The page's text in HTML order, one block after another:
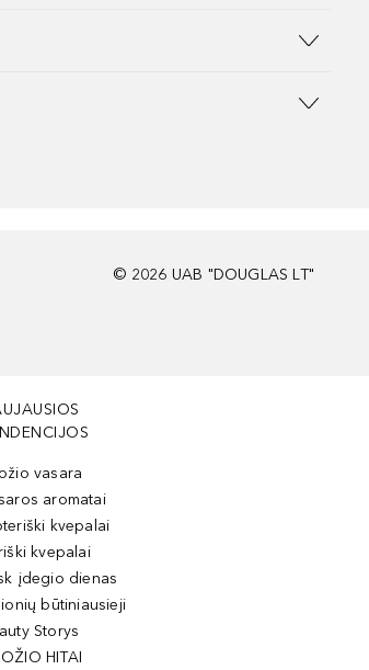
© 2026 UAB "DOUGLAS LT"
vasara
aromatai
kvepalai
kvepalai
įdegio dienas
būtiniausieji
Storys
HITAI